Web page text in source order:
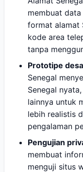
membuat
format alamat
kode area
tanpa
Prototipe
Senegal
Senegal
lainnya untuk
lebih realistis
pengalaman
Pengujian
membuat
menguji situs